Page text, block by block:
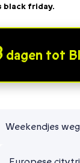
black friday.
dagen tot
Weekendjes weg